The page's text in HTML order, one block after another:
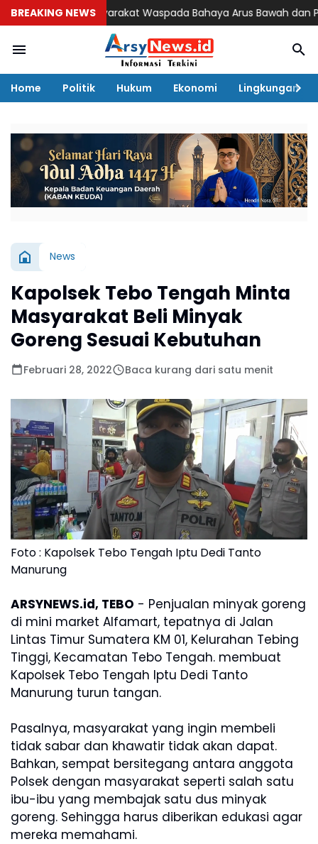
BREAKING NEWS
Masyarakat Waspada Bahaya Arus Bawah dan
Home Politik Hukum Ekonomi Lingkungan
News
Kapolsek Tebo Tengah Minta
Masyarakat Beli Minyak
Goreng Sesuai Kebutuhan
Februari 28, 2022 Baca kurang dari satu menit
Foto : Kapolsek Tebo Tengah Iptu Dedi Tanto
Manurung
ARSYNEWS.id, TEBO - Penjualan minyak goreng
di mini market Alfamart, tepatnya di Jalan
Lintas Timur Sumatera KM 01, Kelurahan Tebing
Tinggi, Kecamatan Tebo Tengah. membuat
Kapolsek Tebo Tengah Iptu Dedi Tanto
Manurung turun tangan.
Pasalnya, masyarakat yang ingin membeli
tidak sabar dan khawatir tidak akan dapat.
Bahkan, sempat bersitegang antara anggota
Polsek dengan masyarakat seperti salah satu
ibu-ibu yang membajak satu dus minyak
goreng. Sehingga harus diberikan edukasi agar
mereka memahami.